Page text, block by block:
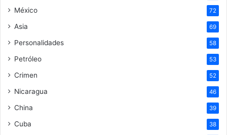
México 72
Asia 69
Personalidades 58
Petróleo 53
Crimen 52
Nicaragua 46
China 39
Cuba 38